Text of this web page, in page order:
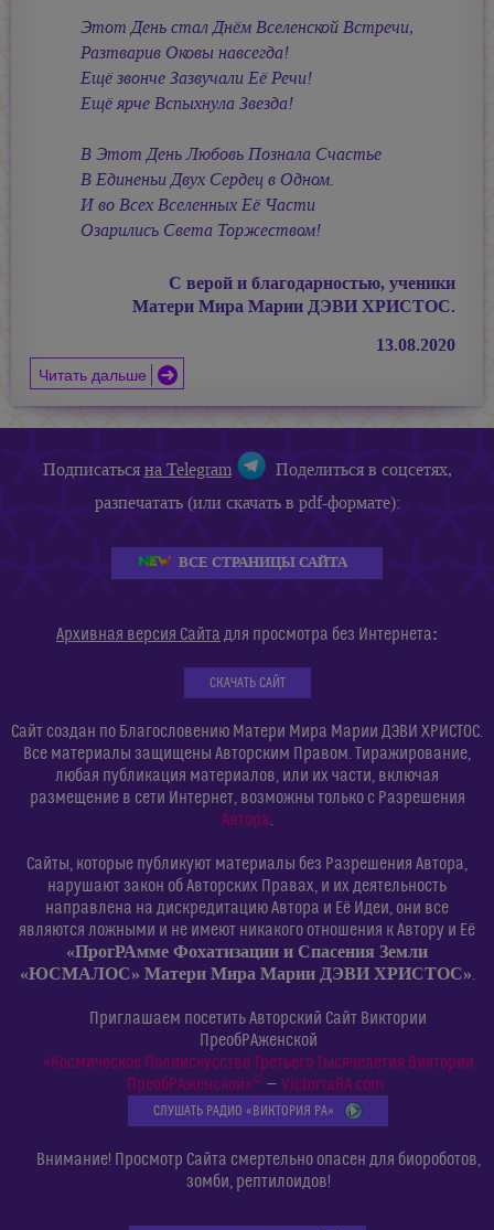
Этот День стал Днём Вселенской Встречи,
Разтварив Оковы навсегда!
Ещё звонче Зазвучали Её Речи!
Ещё ярче Вспыхнула Звезда!
В Этот День Любовь Познала Счастье
В Единеньи Двух Сердец в Одном.
И во Всех Вселенных Её Части
Озарились Света Торжеством!
С верой и благодарностью, ученики
Матери МираМарии ДЭВИ ХРИСТОС.
13.08.2020
Читать дальше
Подписатьсяна Telegram
Поделиться в соцсетях,
разпечатать (или скачать в pdf-формате):
ВСЕ СТРАНИЦЫ САЙТА
Архивная версия Сайта для просмотра без Интернета:
СКАЧАТЬ САЙТ
Сайт создан по Благословению Матери Мира Марии ДЭВИ ХРИСТОС.
Все материалы защищены Авторским Правом. Тиражирование,
любая публикация материалов, или их части, включая
размещение в сети Интернет, возможны только с Разрешения
Автора.
Сайты, которые публикуют материалы без Разрешения Автора,
нарушают закон об Авторских Правах, и их деятельность
направлена на дискредитацию Автора и Её Идеи, они все
являются ложными и не имеют никакого отношения к Автору и Её
«ПрогРАмме Фохатизации и Спасения Земли
«ЮСМАЛОС» Матери Мира Марии ДЭВИ ХРИСТОС».
Приглашаем посетить Авторский Сайт Виктории
ПреобРАженской
«Космическое Полиискусство Третьего Тысячелетия Виктории
ПреобРАженской»©— VictoriaRA.com
СЛУШАТЬ РАДИО «ВИКТОРИЯ РА»
Внимание! Просмотр Сайта смертельно опасен для биороботов,
зомби, рептилоидов!